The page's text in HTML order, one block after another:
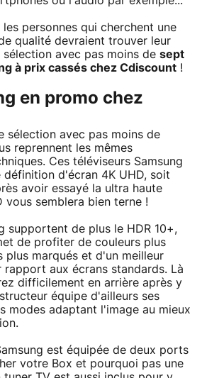
les personnes qui cherchent une
qualité devraient trouver leur
sélection avec pas moins de sept
à prix cassés chez Cdiscount !
en promo chez
sélection avec pas moins de
reprennent les mêmes
Ces téléviseurs Samsung
définition d'écran 4K UHD, soit
avoir essayé la ultra haute
vous semblera bien terne !
supportent de plus le HDR 10+,
de profiter de couleurs plus
plus marqués et d'un meilleur
rapport aux écrans standards. Là
difficilement en arrière après y
équipe d'ailleurs ses
modes adaptant l'image au mieux
est équipée de deux ports
votre Box et pourquoi pas une